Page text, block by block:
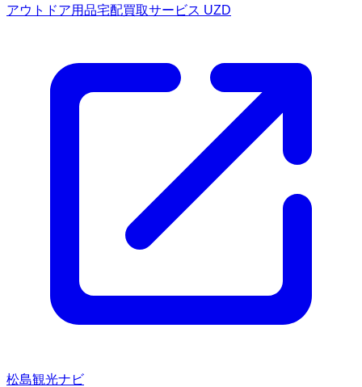
アウトドア用品宅配買取サービス UZD
松島観光ナビ